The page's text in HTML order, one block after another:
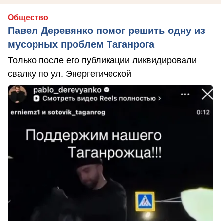
Общество
Павел Деревянко помог решить одну из
мусорных проблем Таганрога
Только после его публикации ликвидировали
свалку по ул. Энергетической